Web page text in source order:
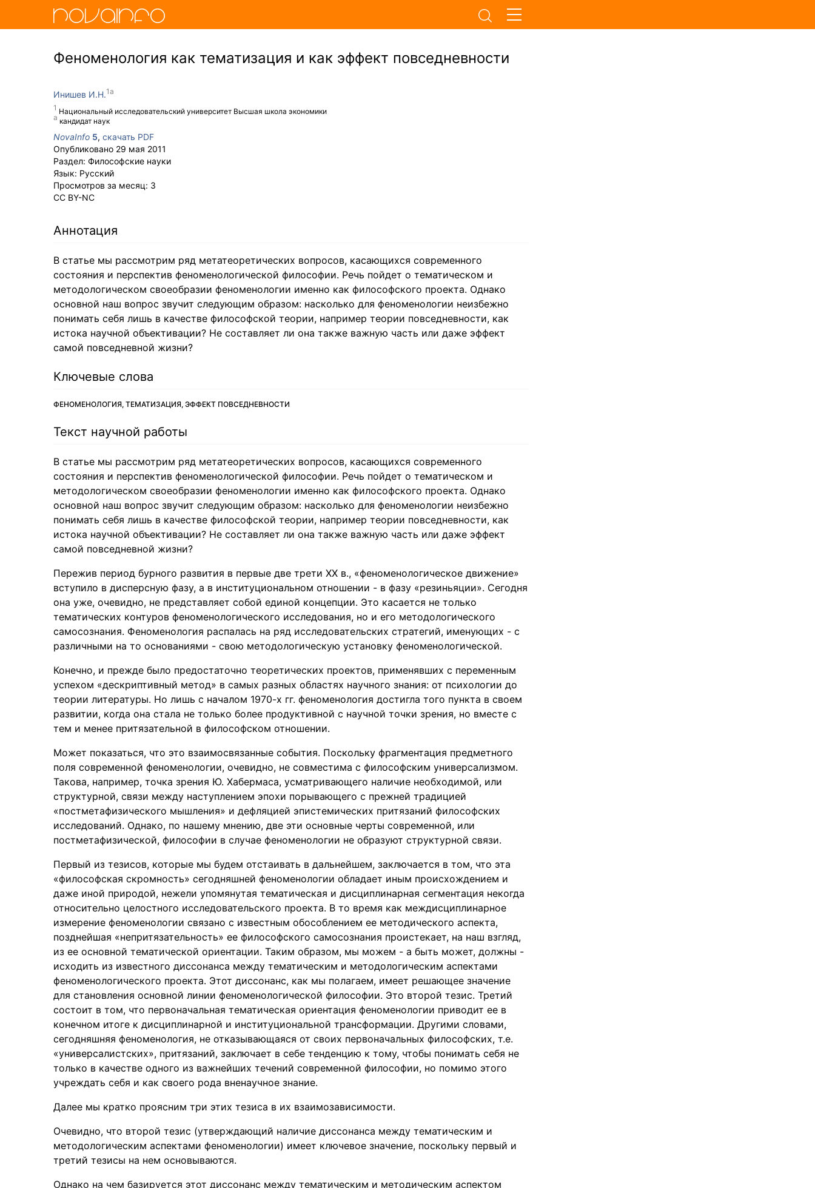
Феноменология как тематизация и как эффект повседневности
Инишев И.Н.
Национальный исследовательский университет Высшая школа экономики
кандидат наук
NovaInfo 5, скачать PDF
Опубликовано 29 мая 2011
Раздел: Философские науки
Язык: Русский
Просмотров за месяц: 3
CC BY-NC
Аннотация
В статье мы рассмотрим ряд метатеоретических вопросов, касающихся современного
состояния и перспектив феноменологической философии. Речь пойдет о тематическом и
методологическом своеобразии феноменологии именно как философского проекта. Однако
основной наш вопрос звучит следующим образом: насколько для феноменологии неизбежно
понимать себя лишь в качестве философской теории, например теории повседневности, как
истока научной объективации? Не составляет ли она также важную часть или даже эффект
самой повседневной жизни?
Ключевые слова
ФЕНОМЕНОЛОГИЯ, ТЕМАТИЗАЦИЯ, ЭФФЕКТ ПОВСЕДНЕВНОСТИ
Текст научной работы
В статье мы рассмотрим ряд метатеоретических вопросов, касающихся современного
состояния и перспектив феноменологической философии. Речь пойдет о тематическом и
методологическом своеобразии феноменологии именно как философского проекта. Однако
основной наш вопрос звучит следующим образом: насколько для феноменологии неизбежно
понимать себя лишь в качестве философской теории, например теории повседневности, как
истока научной объективации? Не составляет ли она также важную часть или даже эффект
самой повседневной жизни?
Пережив период бурного развития в первые две трети XX в., «феноменологическое движение»
вступило в дисперсную фазу, а в институциональном отношении - в фазу «резиньяции». Сегодня
она уже, очевидно, не представляет собой единой концепции. Это касается не только
тематических контуров феноменологического исследования, но и его методологического
самосознания. Феноменология распалась на ряд исследовательских стратегий, именующих - с
различными на то основаниями - свою методологическую установку феноменологической.
Конечно, и прежде было предостаточно теоретических проектов, применявших с переменным
успехом «дескриптивный метод» в самых разных областях научного знания: от психологии до
теории литературы. Но лишь с началом 1970-х гг. феноменология достигла того пункта в своем
развитии, когда она стала не только более продуктивной с научной точки зрения, но вместе с
тем и менее притязательной в философском отношении.
Может показаться, что это взаимосвязанные события. Поскольку фрагментация предметного
поля современной феноменологии, очевидно, не совместима с философским универсализмом.
Такова, например, точка зрения Ю. Хабермаса, усматривающего наличие необходимой, или
структурной, связи между наступлением эпохи порывающего с прежней традицией
«постметафизического мышления» и дефляцией эпистемических притязаний философских
исследований. Однако, по нашему мнению, две эти основные черты современной, или
постметафизической, философии в случае феноменологии не образуют структурной связи.
Первый из тезисов, которые мы будем отстаивать в дальнейшем, заключается в том, что эта
«философская скромность» сегодняшней феноменологии обладает иным происхождением и
даже иной природой, нежели упомянутая тематическая и дисциплинарная сегментация некогда
относительно целостного исследовательского проекта. В то время как междисциплинарное
измерение феноменологии связано с известным обособлением ее методического аспекта,
позднейшая «непритязательность» ее философского самосознания проистекает, на наш взгляд,
из ее основной тематической ориентации. Таким образом, мы можем - а быть может, должны -
исходить из известного диссонанса между тематическим и методологическим аспектами
феноменологического проекта. Этот диссонанс, как мы полагаем, имеет решающее значение
для становления основной линии феноменологической философии. Это второй тезис. Третий
состоит в том, что первоначальная тематическая ориентация феноменологии приводит ее в
конечном итоге к дисциплинарной и институциональной трансформации. Другими словами,
сегодняшняя феноменология, не отказывающаяся от своих первоначальных философских, т.е.
«универсалистских», притязаний, заключает в себе тенденцию к тому, чтобы понимать себя не
только в качестве одного из важнейших течений современной философии, но помимо этого
учреждать себя и как своего рода вненаучное знание.
Далее мы кратко проясним три этих тезиса в их взаимозависимости.
Очевидно, что второй тезис (утверждающий наличие диссонанса между тематическим и
методологическим аспектами феноменологии) имеет ключевое значение, поскольку первый и
третий тезисы на нем основываются.
Однако на чем базируется этот диссонанс между тематическим и методическим аспектом